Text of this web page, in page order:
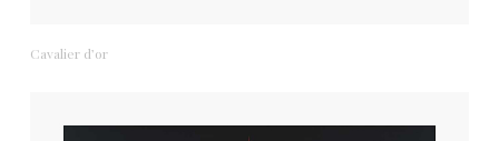
Cavalier d’or